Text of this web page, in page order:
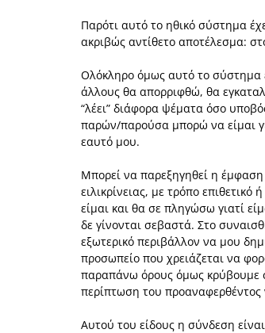
Παρότι αυτό το ηθικό σύστημα
ακριβώς αντίθετο αποτέλεσμα:
Ολόκληρο όμως αυτό το σύστημα
άλλους θα απορριφθώ, θα
“λέει” διάφορα ψέματα όσο
παρών/παρούσα μπορώ να είμαι
εαυτό μου.
Μπορεί να παρεξηγηθεί η έμφαση
ειλικρίνειας, με τρόπο
είμαι και θα σε πληγώσω γιατί
δε γίνονται σεβαστά. Στο
εξωτερικό περιβάλλον να μου
προσωπείο που χρειάζεται να
παραπάνω όρους όμως κρύβουμε
περίπτωση του
Αυτού του είδους η σύνδεση